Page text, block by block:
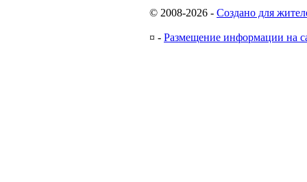
© 2008-2026 - Создано для
¤ - Размещение информации на